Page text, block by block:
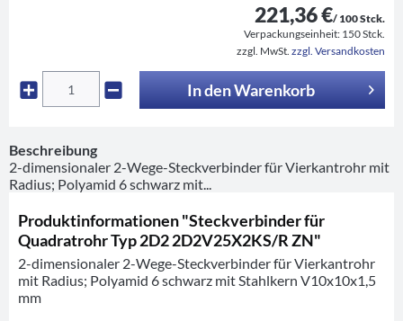
221,36 €/ 100 Stck.
Verpackungseinheit: 150 Stck.
zzgl. MwSt. zzgl. Versandkosten
In denWarenkorb
Beschreibung
2-dimensionaler 2-Wege-Steckverbinder für Vierkantrohr mit
Radius; Polyamid 6 schwarz mit...
Produktinformationen "Steckverbinder für
Quadratrohr Typ 2D2 2D2V25X2KS/R ZN"
2-dimensionaler 2-Wege-Steckverbinder für Vierkantrohr
mit Radius; Polyamid 6 schwarz mit Stahlkern V10x10x1,5
mm